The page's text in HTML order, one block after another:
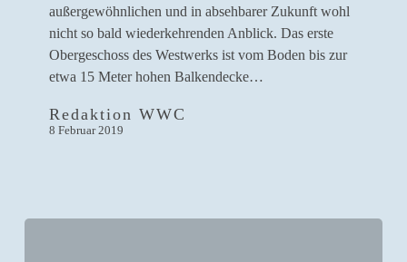
„unter
Lupe“
außergewöhnlichen und in absehbarer Zukunft wohl
nicht so bald wiederkehrenden Anblick. Das erste
Obergeschoss des Westwerks ist vom Boden bis zur
etwa 15 Meter hohen Balkendecke…
Redaktion WWC
8 Februar 2019